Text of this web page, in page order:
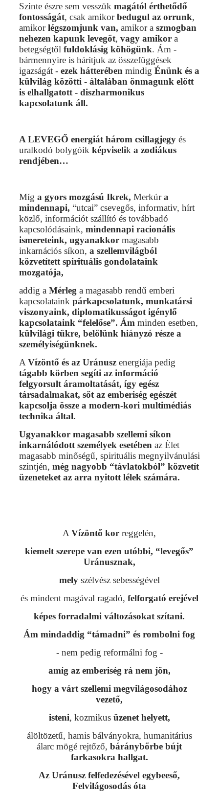
Szinte észre sem vesszük magától érthetődő
fontosságát, csak amikorbedugul az orrunk,
amikorlégszomjunk van, amikor a szmogban
nehezen kapunk levegőt, vagy amikora
betegségtől fuldoklásig köhögünk. Ám -
bármennyire is hárítjuk az összefüggések
igazságát - ezek hátterében mindig Énünk és a
külvilág közötti - általában önmagunk előtt
is elhallgatott - diszharmonikus
kapcsolatunk áll.
A LEVEGŐ energiát három csillagjegyés
uralkodó bolygóik képviselik a zodiákus
rendjében…
Míg a gyors mozgású Ikrek, Merkúra
mindennapi, “utcai” csevegős, informativ, hírt
közlő, információt szállító és továbbadó
kapcsolódásaink, mindennapi racionális
ismereteink, ugyanakkor magasabb
inkarnációs síkon, a szellemvilágból
közvetített spirituális gondolataink
mozgatója,
addig a Mérleg a magasabb rendű emberi
kapcsolataink párkapcsolatunk, munkatársi
viszonyaink, diplomatikusságot igénylő
kapcsolataink “felelőse”. Ám minden esetben,
külvilági tükre, belőlünk hiányzó része a
személyiségünknek.
A Vízöntő és az Uránuszenergiája pedig
tágabb körben segíti az információ
felgyorsult áramoltatását, így egész
társadalmakat, sőt az emberiség egészét
kapcsolja össze a modern-kori multimédiás
technika által.
Ugyanakkor magasabb szellemi síkon
inkarnálódott személyek esetében az Élet
magasabb minőségű, spirituális megnyilvánulási
szintjén, még nagyobb “távlatokból” közvetít
üzeneteket az arra nyitott lélek számára.
AVízöntő korreggelén,
kiemelt szerepe van ezen utóbbi, “levegős”
Uránusznak,
melyszélvész sebességével
és mindent magával ragadó, felforgató erejével
képes forradalmi változásokat szítani.
Ám mindaddig “támadni” és rombolni fog
- nem pedig reformálni fog -
amíg az emberiség rá nem jön,
hogy a várt szellemi megvilágosodához
vezető,
isteni, kozmikus üzenet helyett,
álöltözetű, hamis bálványokra, humanitárius
álarc mögé rejtőző,báránybőrbe bújt
farkasokra hallgat.
Az Uránusz felfedezésével egybeeső,
Felvilágosodás óta